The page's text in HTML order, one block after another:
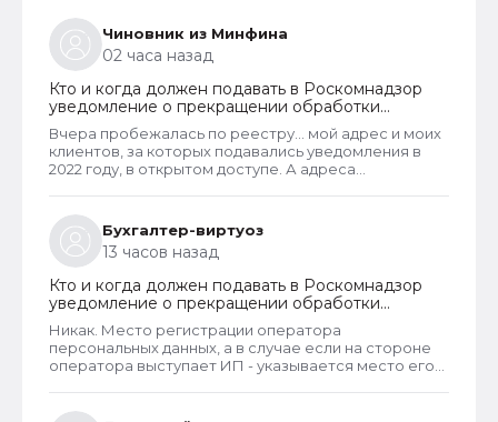
Чиновник из Минфина
02 часа назад
Кто и когда должен подавать в Роскомнадзор
уведомление о прекращении обработки
персональных данных
Вчера пробежалась по реестру... мой адрес и моих
клиентов, за которых подавались уведомления в
2022 году, в открытом доступе. А адреса
проверила только знакомых ИП и заметила такую
закономерность. Или это просто совпадение
такое?
Бухгалтер-виртуоз
13 часов назад
Кто и когда должен подавать в Роскомнадзор
уведомление о прекращении обработки
персональных данных
Никак. Место регистрации оператора
персональных данных, а в случае если на стороне
оператора выступает ИП - указывается место его